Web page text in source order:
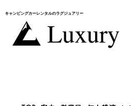
キャンピングカー​レンタルのラグジュアリー